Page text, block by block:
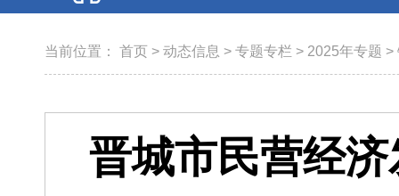
当前位置： 首页 > 动态信息 > 专题专栏 > 2025年专题 >
晋城市民营经